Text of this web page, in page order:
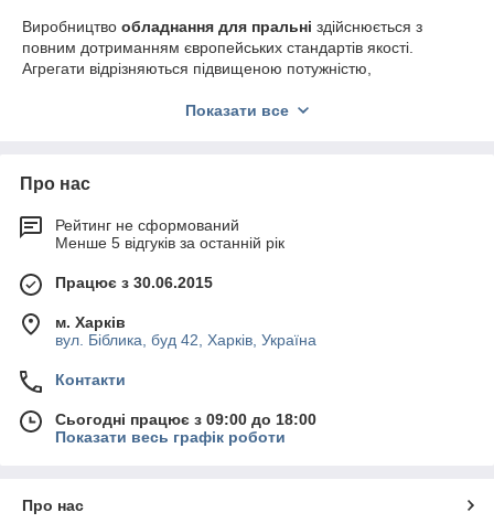
Виробництво обладнання для пральні здійснюється з
повним дотриманням європейських стандартів якості.
Агрегати відрізняються підвищеною потужністю,
У каталозі магазина можна вибрати наступні види пристроїв:
загрузкой белья от 8 до 12 кг. При производстве
что исключает коррозию и деформацию.
Подрессорные агрегаты получили автоматическое
управление, а частота вращения достигает 1200-1400
об/мин.
Сушильные машины. Автоматические устройства
компании Whirlpool полностью удалят влагу из чистого
способна высушить за одну загрузку 8-9 килограмм
Гладильные машины. Устройство чешского бренда
регулируемую скорость до 2 м/мин.
Показати все
Про нас
Рейтинг не сформований
Менше 5 відгуків за останній рік
Працює з 30.06.2015
м. Харків
вул. Біблика, буд 42, Харків, Україна
Контакти
Сьогодні працює з 09:00 до 18:00
Показати весь графік роботи
Про нас